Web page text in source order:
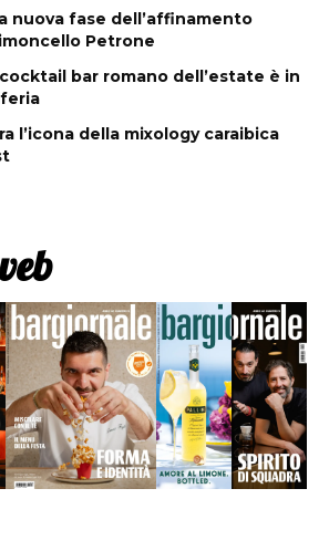
nuova fase dell’affinamento
Petrone
bar romano dell’estate è in
l’icona della mixology caraibica